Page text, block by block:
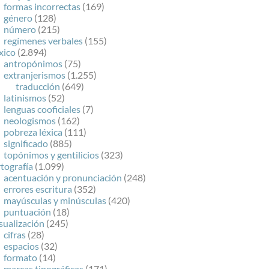
formas incorrectas (169)
género (128)
número (215)
regímenes verbales (155)
(2.894)
antropónimos (75)
extranjerismos (1.255)
traducción (649)
latinismos (52)
lenguas cooficiales (7)
neologismos (162)
pobreza léxica (111)
significado (885)
topónimos y gentilicios (323)
(1.099)
acentuación y pronunciación (248)
errores escritura (352)
mayúsculas y minúsculas (420)
puntuación (18)
(245)
cifras (28)
espacios (32)
formato (14)